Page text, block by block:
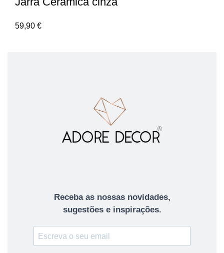
59,90 €
Receba as nossas novidades,
sugestões e inspirações.